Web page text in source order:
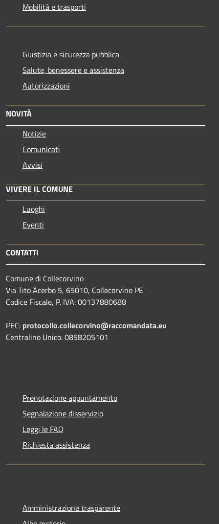
Mobilità e trasporti
Giustizia e sicurezza pubblica
Salute, benessere e assistenza
Autorizzazioni
NOVITÀ
Notizie
Comunicati
Avvisi
VIVERE IL COMUNE
Luoghi
Eventi
CONTATTI
Comune di Collecorvino
Via Tito Acerbo 5, 65010, Collecorvino PE
Codice Fiscale, P. IVA: 00137880688
PEC: protocollo.collecorvino@raccomandata.eu
Centralino Unico: 0858205101
Prenotazione appuntamento
Segnalazione disservizio
Leggi le FAQ
Richiesta assistenza
Amministrazione trasparente